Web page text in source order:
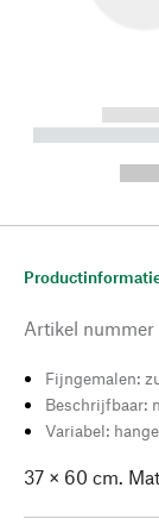
-----------
Artikel nummer
Fijngemalen:
Beschrijfbaar:
Variabel:
37 × 60 cm.